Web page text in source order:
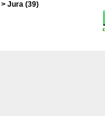
> Jura (39)